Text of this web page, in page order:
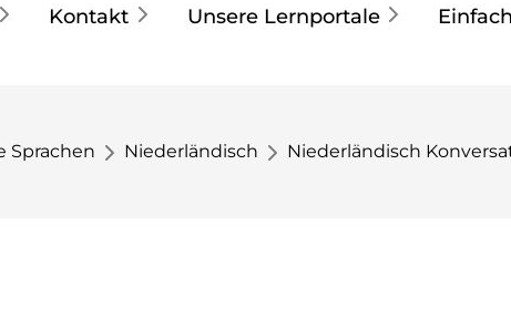
Kontakt Unsere Lernportale
Sprachen Niederländisch Niederländisch